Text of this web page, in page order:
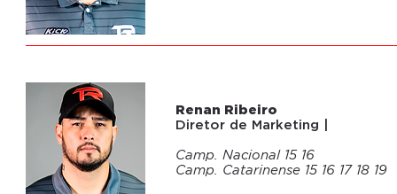
03
Renan Ribeiro
Diretor de Marketing |
Camp. Nacional 15 16
Camp. Catarinense 15 16 17 18 19